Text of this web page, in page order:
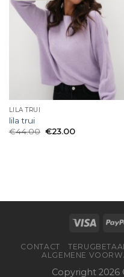
LILA TRUI
lila trui
€44.00 €23.00
CONTACT
ALGEMENE
Copyright 2026